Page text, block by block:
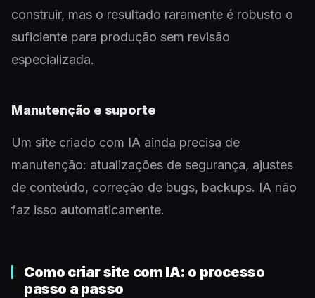
construir, mas o resultado raramente é robusto o
suficiente para produção sem revisão
especializada.
Manutenção e suporte
Um site criado com IA ainda precisa de
manutenção: atualizações de segurança, ajustes
de conteúdo, correção de bugs, backups. IA não
faz isso automaticamente.
Como criar site com IA: o processo
passo a passo